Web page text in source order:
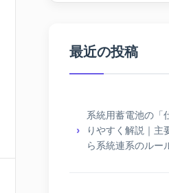
最近の投稿
系統用蓄電池の「
りやすく解説｜主
ら系統連系のルー